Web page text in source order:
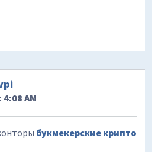
AM
букмекерские крипто